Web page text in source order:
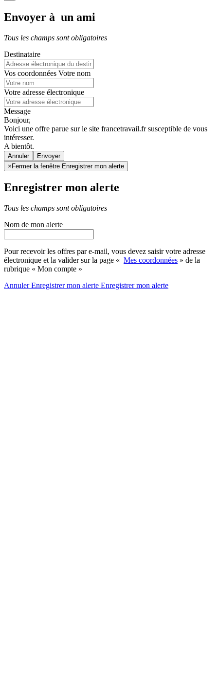
Envoyer à un ami
Tous les champs sont obligatoires
Destinataire
Vos coordonnées Votre nom
Votre adresse électronique
Message
Bonjour,
Voici une offre parue sur le site francetravail.fr susceptible de vous
intéresser.
A bientôt.
Annuler
× Fermer la fenêtre Enregistrer mon alerte
Enregistrer mon alerte
Tous les champs sont obligatoires
Nom de mon alerte
Pour recevoir les offres par e-mail, vous devez saisir votre adresse
électronique et la valider sur la page « Mes coordonnées » de la
rubrique « Mon compte »
AnnulerEnregistrer mon alerte Enregistrermon alerte